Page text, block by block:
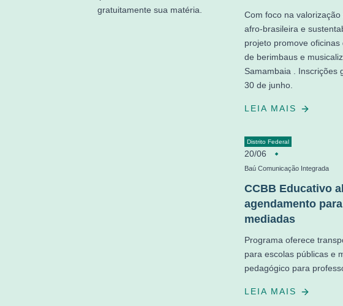
Com foco na valorização
afro-brasileira e
projeto promove oficinas
de berimbaus e
Samambaia . Inscrições
30 de junho.
LEIA MAIS
Distrito Federal
20/06
Baú Comunicação Integrada
CCBB Educativo
agendamento
mediadas
Programa oferece
para escolas públicas e
pedagógico para
LEIA MAIS
gratuitamente sua matéria.